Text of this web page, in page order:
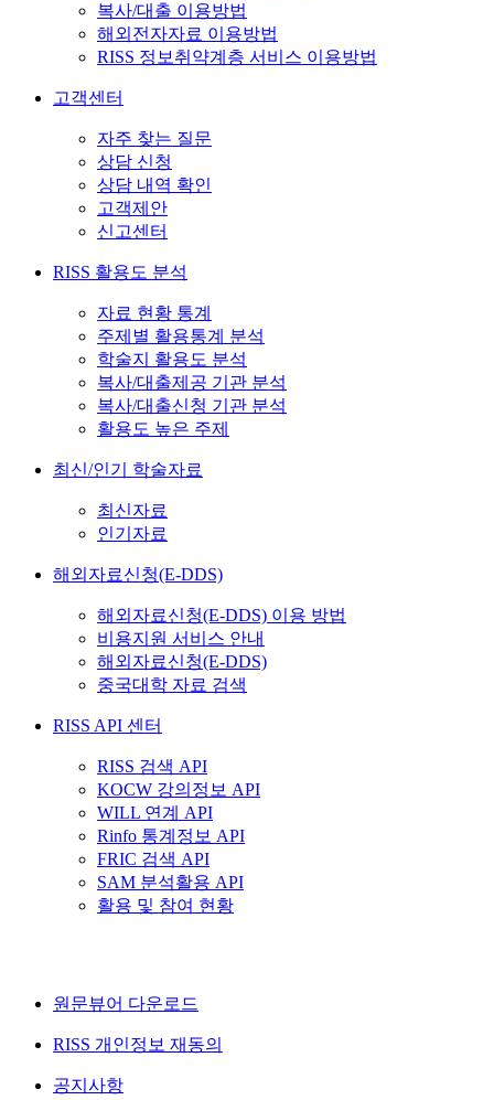
복사/대출 이용방법
해외전자자료 이용방법
RISS 정보취약계층 서비스 이용방법
고객센터
자주 찾는 질문
상담 신청
상담 내역 확인
고객제안
신고센터
RISS 활용도 분석
자료 현황 통계
주제별 활용통계 분석
학술지 활용도 분석
복사/대출제공 기관 분석
복사/대출신청 기관 분석
활용도 높은 주제
최신/인기 학술자료
최신자료
인기자료
해외자료신청(E-DDS)
해외자료신청(E-DDS) 이용 방법
비용지원 서비스 안내
해외자료신청(E-DDS)
중국대학 자료 검색
RISS API 센터
RISS 검색 API
KOCW 강의정보 API
WILL 연계 API
Rinfo 통계정보 API
FRIC 검색 API
SAM 분석활용 API
활용 및 참여 현황
원문뷰어 다운로드
RISS 개인정보 재동의
공지사항